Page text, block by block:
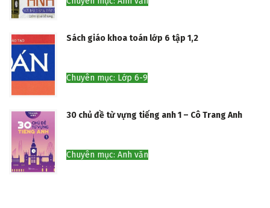
Sách giáo khoa toán lớp 6 tập 1,2
Chuyên mục: Lớp 6-9
30 chủ đề từ vựng tiếng anh 1 – Cô Trang Anh
Chuyên mục: Anh văn